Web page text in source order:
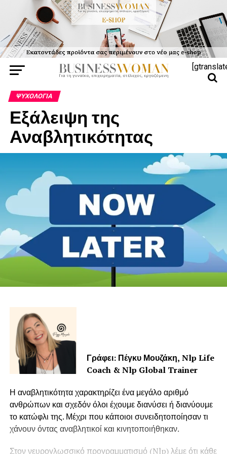
ΨΥΧΟΛΟΓΊΑ
Εξάλειψη της
Αναβλητικότητας
Γράφει: Πέγκυ Μουζάκη, Nlp Life
Coach & Nlp Global Trainer
Η αναβλητικότητα χαρακτηρίζει ένα μεγάλο αριθμό
ανθρώπων και σχεδόν όλοι έχουμε διανύσει ή διανύουμε
το κατώφλι της. Μέχρι που κάποιοι συνειδητοποίησαν τι
χάνουν όντας αναβλητικοί και κινητοποιήθηκαν.
Στον νευρογλωσσικό προγραμματισμό (Nlp) λέμε ότι κάθε